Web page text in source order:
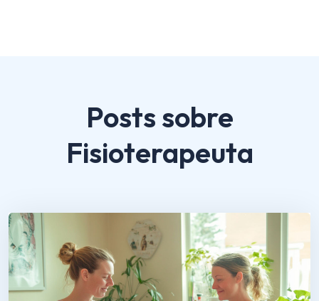
Posts sobre
Fisioterapeuta